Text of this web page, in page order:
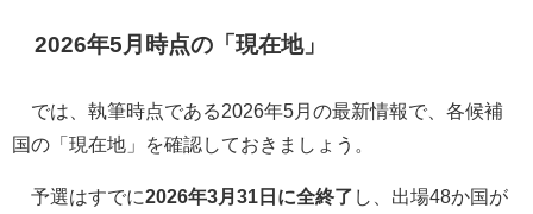
2026年5月時点の「現在地」
では、執筆時点である2026年5月の最新情報で、各候補
国の「現在地」を確認しておきましょう。
予選はすでに2026年3月31日に全終了 し、出場48か国が